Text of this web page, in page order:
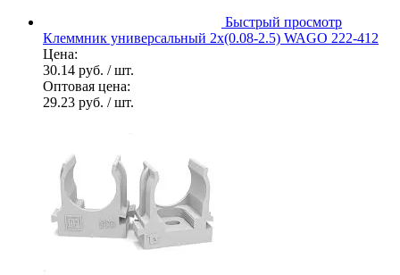
Быстрый просмотр
Клеммник универсальный 2х(0.08-2.5) WAGO 222-412
Цена:
30.14 руб. / шт.
Оптовая цена:
29.23 руб. / шт.